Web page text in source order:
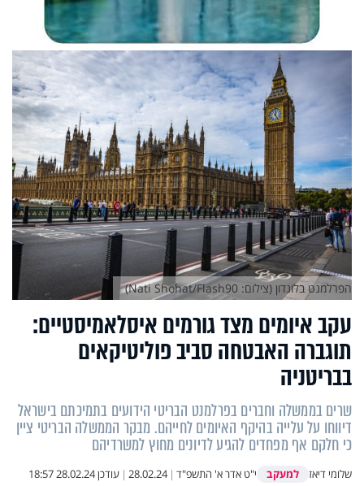
עקב איומים מצד גורמים איסלאמיסטיים:
תוגברה האבטחה סביב פוליטיקאים
בבריטניה
שרים בממשלה וחברים בפרלמנט הבריטי הידועים בתמיכתם בישראל
דיווחו על עלייה בהיקף האיומים לחייהם. מבקר הממשלה הבריטי ציין
כי חלקם אף מפחדים להגיע לדיונים מחוץ למשרדיהם
שלומי דיאז למעקב י"ט אדר א' התשפ"ד |
28.02.24
| עודכן28.02.24 18:57
הפרלמנט בלונדון (צילום: Nati Shohat/Flash90)